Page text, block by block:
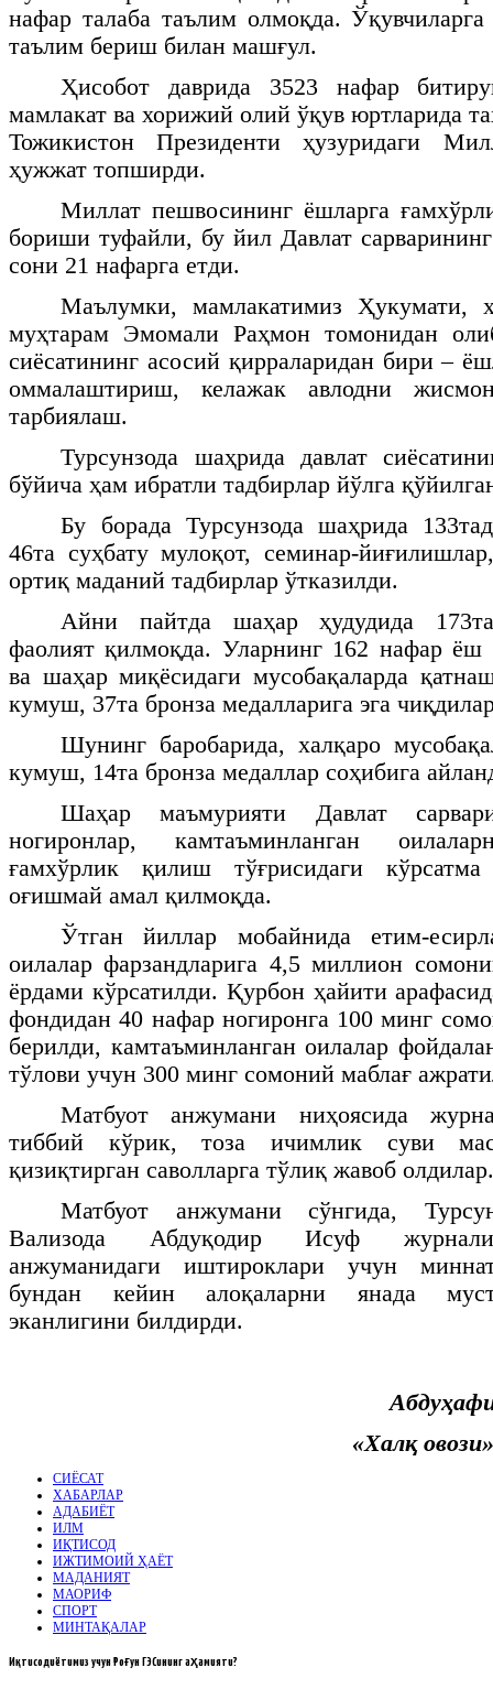
нафар талаба таълим олмоқда.
таълим бериш билан машғул.
Ҳисобот даврида 3523 нафар
мамлакат ва хорижий олий ўқув юртларида
Тожикистон Президенти ҳузуридаги
ҳужжат топширди.
Миллат пешвосининг ёшларга
бориши туфайли, бу йил Давлат
сони 21 нафарга етди.
Маълумки, мамлакатимиз Ҳукумати,
муҳтарам Эмомали Раҳмон томонидан
сиёсатининг асосий қирраларидан бири –
оммалаштириш, келажак авлодни
тарбиялаш.
Турсунзода шаҳрида давлат
бўйича ҳам ибратли тадбирлар йўлга
Бу борада Турсунзода шаҳрида
46та суҳбату мулоқот, семинар-
ортиқ маданий тадбирлар ўтказилди.
Айни пайтда шаҳар ҳудудида
фаолият қилмоқда. Уларнинг 162 нафар ёш
ва шаҳар миқёсидаги мусобақаларда
кумуш, 37та бронза медалларига эга
Шунинг баробарида, халқаро
кумуш, 14та бронза медаллар соҳибига
Шаҳар маъмурияти Давлат
ногиронлар, камтаъминланган
ғамхўрлик қилиш тўғрисидаги
оғишмай амал қилмоқда.
Ўтган йиллар мобайнида етим-
оилалар фарзандларига 4,5 миллион
ёрдами кўрсатилди. Қурбон ҳайити
фондидан 40 нафар ногиронга 100 минг
берилди, камтаъминланган оилалар
тўлови учун 300 минг сомоний маблағ
Матбуот анжумани ниҳоясида
тиббий кўрик, тоза ичимлик суви
қизиқтирган саволларга тўлиқ жавоб олдилар.
Матбуот анжумани сўнгида,
Вализода Абдуқодир Исуф
анжуманидаги иштироклари учун
бундан кейин алоқаларни янада
эканлигини билдирди.
«Халқ
СИЁСАТ
ХАБАРЛАР
АДАБИЁТ
ИЛМ
ИҚТИСОД
ИЖТИМОИЙ ҲАЁТ
МАДАНИЯТ
МАОРИФ
СПОРТ
МИНТАҚАЛАР
Иқтисодиётимиз учун Роғун ГЭСининг аҳамияти?